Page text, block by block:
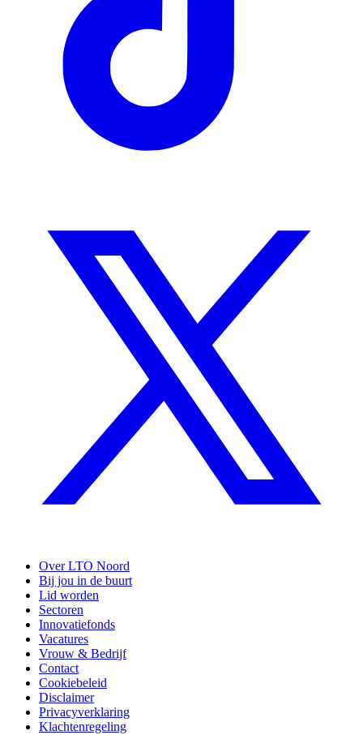
Over LTO Noord
Bij jou in de buurt
Lid worden
Sectoren
Innovatiefonds
Vacatures
Vrouw & Bedrijf
Contact
Cookiebeleid
Disclaimer
Privacyverklaring
Klachtenregeling